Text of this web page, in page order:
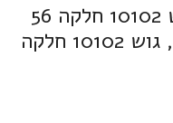
הוראות ברחוב שיקמה, גוש 10102 חלקה 56
בפרדס חנה ברחוב שיקמה, גוש 10102 חלקה